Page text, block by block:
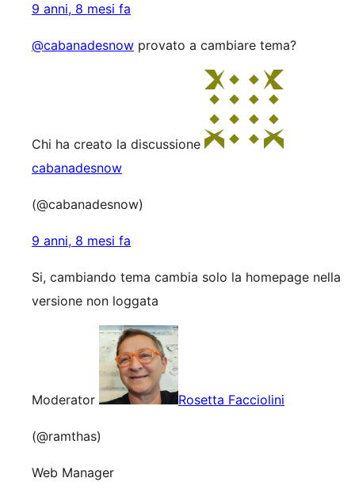
9 anni, 8 mesi fa
@cabanadesnow provato a cambiare tema?
Chi ha creato la discussione
cabanadesnow
(@cabanadesnow)
9 anni, 8 mesi fa
Si, cambiando tema cambia solo la homepage nella
versione non loggata
Moderator Rosetta Facciolini
(@ramthas)
Web Manager